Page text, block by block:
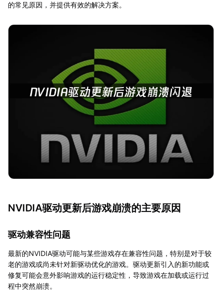
的常见原因，并提供有效的解决方案。
NVIDIA驱动更新后游戏崩溃的主要原因
驱动兼容性问题
最新的NVIDIA驱动可能与某些游戏存在兼容性问题，特别是对于较
老的游戏或尚未针对新驱动优化的游戏。驱动更新引入的新功能或
修复可能会意外影响游戏的运行稳定性，导致游戏在加载或运行过
程中突然崩溃。